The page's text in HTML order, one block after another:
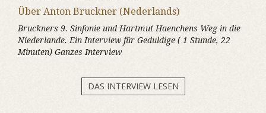
Über Anton Bruckner (Nederlands)
Bruckners 9. Sinfonie und Hartmut Haenchens Weg in die
Niederlande. Ein Interview für Geduldige ( 1 Stunde, 22
Minuten) Ganzes Interview
DAS INTERVIEW LESEN